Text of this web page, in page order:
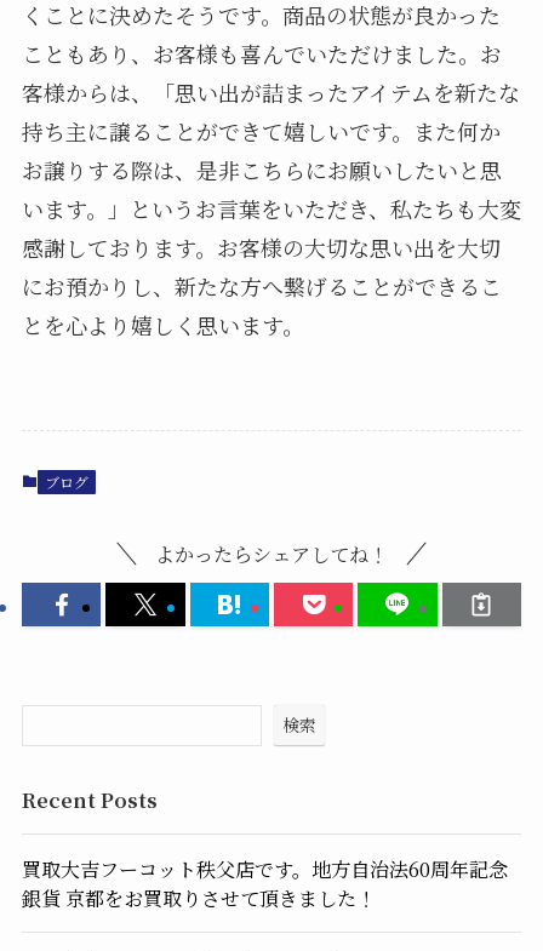
くことに決めたそうです。商品の状態が良かった
こともあり、お客様も喜んでいただけました。お
客様からは、「思い出が詰まったアイテムを新たな
持ち主に譲ることができて嬉しいです。また何か
お譲りする際は、是非こちらにお願いしたいと思
います。」というお言葉をいただき、私たちも大変
感謝しております。お客様の大切な思い出を大切
にお預かりし、新たな方へ繋げることができるこ
とを心より嬉しく思います。
ブログ
よかったらシェアしてね！
検索
Recent Posts
買取大吉フーコット秩父店です。地方自治法60周年記念
銀貨 京都をお買取りさせて頂きました！